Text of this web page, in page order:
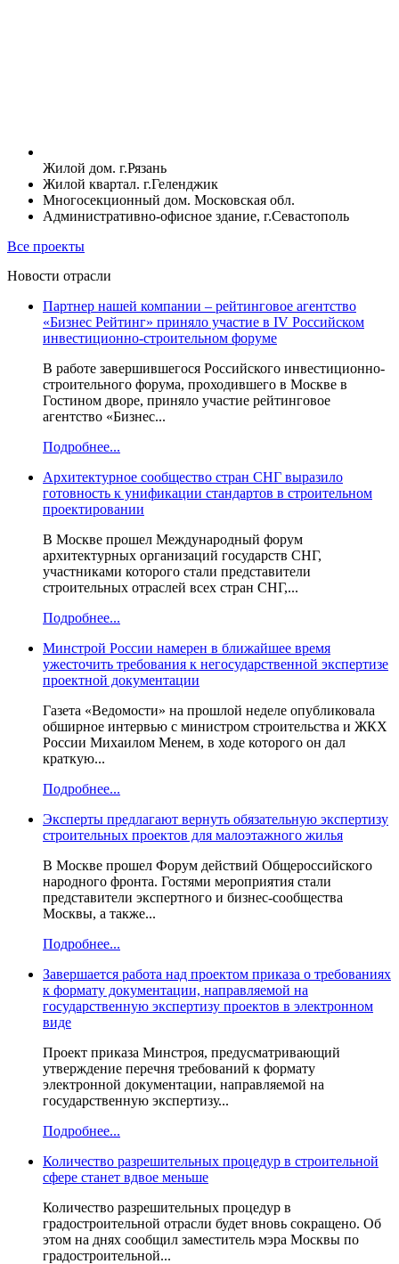
Жилой дом. г.Рязань
Жилой квартал. г.Геленджик
Многосекционный дом. Московская обл.
Административно-офисное здание, г.Севастополь
Все проекты
Новости отрасли
Партнер нашей компании – рейтинговое агентство
«Бизнес Рейтинг» приняло участие в IV Российском
инвестиционно-строительном форуме
В работе завершившегося Российского инвестиционно-
строительного форума, проходившего в Москве в
Гостином дворе, приняло участие рейтинговое
агентство «Бизнес...
Подробнее...
Архитектурное сообщество стран СНГ выразило
готовность к унификации стандартов в строительном
проектировании
В Москве прошел Международный форум
архитектурных организаций государств СНГ,
участниками которого стали представители
строительных отраслей всех стран СНГ,...
Подробнее...
Минстрой России намерен в ближайшее время
ужесточить требования к негосударственной экспертизе
проектной документации
Газета «Ведомости» на прошлой неделе опубликовала
обширное интервью с министром строительства и ЖКХ
России Михаилом Менем, в ходе которого он дал
краткую...
Подробнее...
Эксперты предлагают вернуть обязательную экспертизу
строительных проектов для малоэтажного жилья
В Москве прошел Форум действий Общероссийского
народного фронта. Гостями мероприятия стали
представители экспертного и бизнес-сообщества
Москвы, а также...
Подробнее...
Завершается работа над проектом приказа о требованиях
к формату документации, направляемой на
государственную экспертизу проектов в электронном
виде
Проект приказа Минстроя, предусматривающий
утверждение перечня требований к формату
электронной документации, направляемой на
государственную экспертизу...
Подробнее...
Количество разрешительных процедур в строительной
сфере станет вдвое меньше
Количество разрешительных процедур в
градостроительной отрасли будет вновь сокращено. Об
этом на днях сообщил заместитель мэра Москвы по
градостроительной...